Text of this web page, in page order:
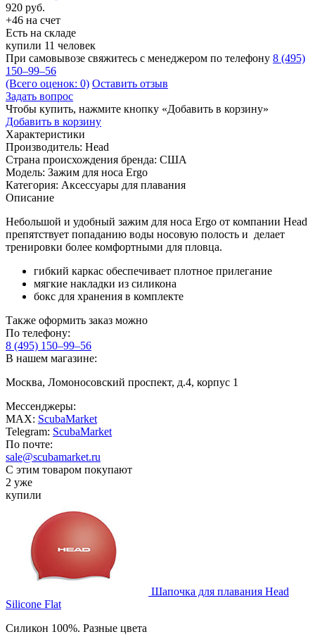
920 руб.
+46 на счет
Есть на складе
купили 11 человек
При самовывозе свяжитесь с менеджером по телефону 8 (495)
150–99–56
(Всего оценок: 0) Оставить отзыв
Задать вопрос
Чтобы купить, нажмите кнопку «Добавить в корзину»
Добавить в корзину
Характеристики
Производитель: Head
Страна происхождения бренда: США
Модель: Зажим для носа Ergo
Категория: Аксессуары для плавания
Описание
Небольшой и удобный зажим для носа Ergo от компании Head
препятствует попаданию воды носовую полость и делает
тренировки более комфортными для пловца.
гибкий каркас обеспечивает плотное прилегание
мягкие накладки из силикона
бокс для хранения в комплекте
Также оформить заказ можно
По телефону:
8 (495) 150–99–56
В нашем магазине:
Москва, Ломоносовский проспект, д.4, корпус 1
Мессенджеры:
MAX: ScubaMarket
Telegram: ScubaMarket
По почте:
sale@scubamarket.ru
С этим товаром покупают
2 уже
купили
Шапочка для плавания Head
Silicone Flat
Силикон 100%. Разные цвета